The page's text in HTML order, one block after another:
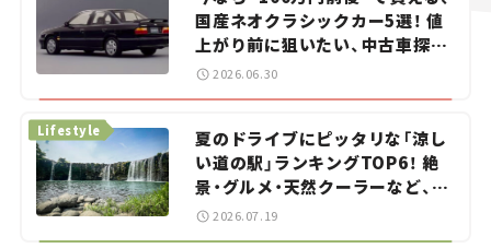
国産ネオクラシックカー5選！ 値
上がり前に狙いたい、中古車探し
をお手伝い――ちょっとイケてるマ
2026.06.30
夏のドライブにピッタリな「涼し
い道の駅」ランキングTOP6！ 絶
景・グルメ・天然クーラーなど、避
暑におすすめのスポットを紹介
【道の駅マニアの推し駅ガイド】
Lifestyle
2026.07.19